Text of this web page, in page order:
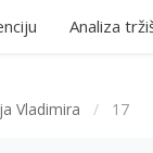
Analiza
Vladimira / 17